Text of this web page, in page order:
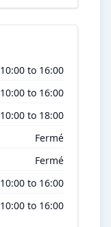
10:00 to 16:00
10:00 to 16:00
10:00 to 18:00
Fermé
Fermé
10:00 to 16:00
10:00 to 16:00